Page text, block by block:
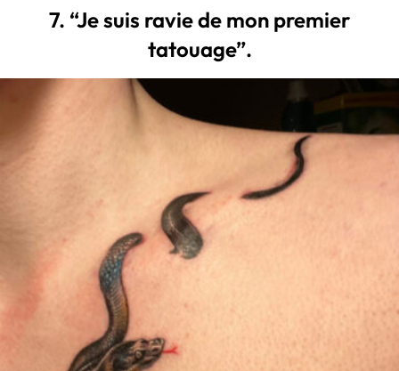
7. “Je suis ravie de mon premier
tatouage”.